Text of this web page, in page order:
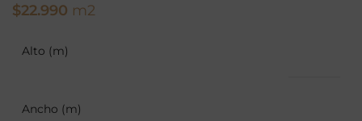
$22.990 m2
Alto (m)
Ancho (m)